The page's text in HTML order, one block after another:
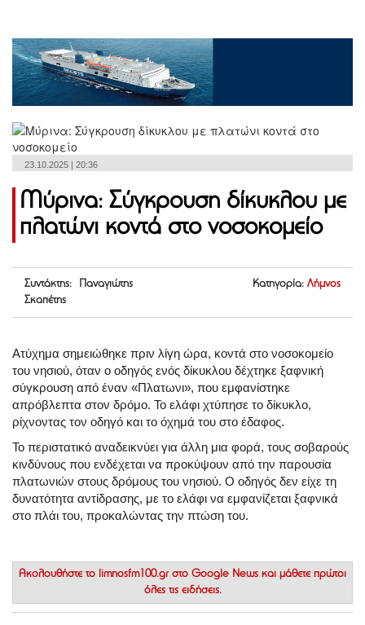
23.10.2025 | 20:36
Μύρινα: Σύγκρουση δίκυκλου με
πλατώνι κοντά στο νοσοκομείο
Συντάκτης: Παναγιώτης
Σκαπέτης
Κατηγορία: Λήμνος
Ατύχημα σημειώθηκε πριν λίγη ώρα, κοντά στο νοσοκομείο
του νησιού, όταν ο οδηγός ενός δίκυκλου δέχτηκε ξαφνική
σύγκρουση από έναν «Πλατωνι», που εμφανίστηκε
απρόβλεπτα στον δρόμο. Το ελάφι χτύπησε το δίκυκλο,
ρίχνοντας τον οδηγό και το όχημά του στο έδαφος.
Το περιστατικό αναδεικνύει για άλλη μια φορά, τους σοβαρούς
κινδύνους που ενδέχεται να προκύψουν από την παρουσία
πλατωνιών στους δρόμους του νησιού. Ο οδηγός δεν είχε τη
δυνατότητα αντίδρασης, με το ελάφι να εμφανίζεται ξαφνικά
στο πλάι του, προκαλώντας την πτώση του.
Ακολουθήστε το limnosfm100.gr στο Google News και μάθετε πρώτοι
όλες τις ειδήσεις.